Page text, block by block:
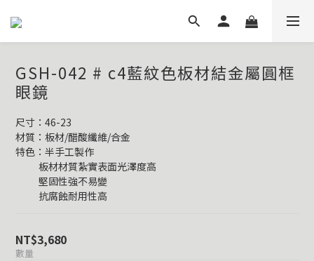
GSH-042 # c4藍紋色板材結金屬圓框
眼鏡
尺寸：46-23
材質：板材/醋酸纖維/合金
特色：半手工製作
           板材材質紮實表面光澤度高
           堅固性強不易變
           抗腐蝕耐用性高
NT$3,680
數量